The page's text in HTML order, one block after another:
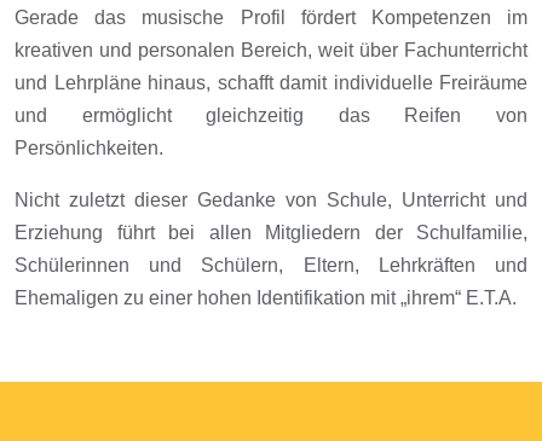
Gerade das musische Profil fördert Kompetenzen im
kreativen und personalen Bereich, weit über Fachunterricht
und Lehrpläne hinaus, schafft damit individuelle Freiräume
und ermöglicht gleichzeitig das Reifen von
Persönlichkeiten.
Nicht zuletzt dieser Gedanke von Schule, Unterricht und
Erziehung führt bei allen Mitgliedern der Schulfamilie,
Schülerinnen und Schülern, Eltern, Lehrkräften und
Ehemaligen zu einer hohen Identifikation mit „ihrem“ E.T.A.